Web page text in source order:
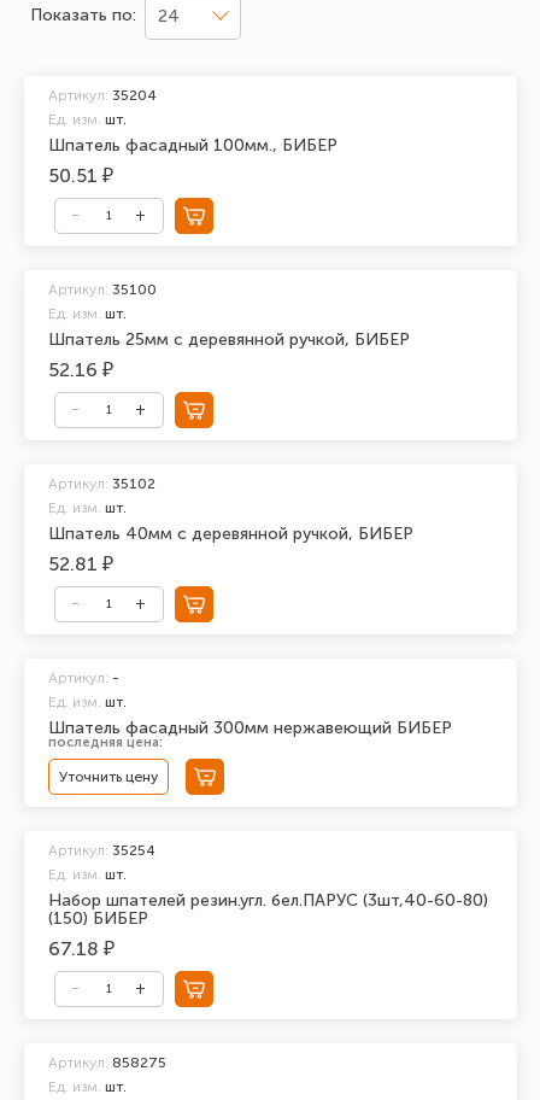
Показать по: 24
Шпатель фасадный 100мм., БИБЕР
Артикул: 35204
Ед. изм. шт.
50.51 ₽
Шпатель 25мм с деревянной ручкой, БИБЕР
Артикул: 35100
Ед. изм. шт.
52.16 ₽
Шпатель 40мм с деревянной ручкой, БИБЕР
Артикул: 35102
Ед. изм. шт.
52.81 ₽
Шпатель фасадный 300мм нержавеющий БИБЕР
Артикул: -
Ед. изм. шт.
последняя цена:
Уточнить цену
Набор шпателей резин.угл. бел.ПАРУС (3шт,40-60-80)
(150) БИБЕР
Артикул: 35254
Ед. изм. шт.
67.18 ₽
Артикул: 858275
Ед. изм. шт.